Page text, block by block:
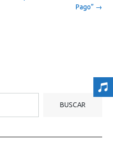
Pago” →
BUSCAR